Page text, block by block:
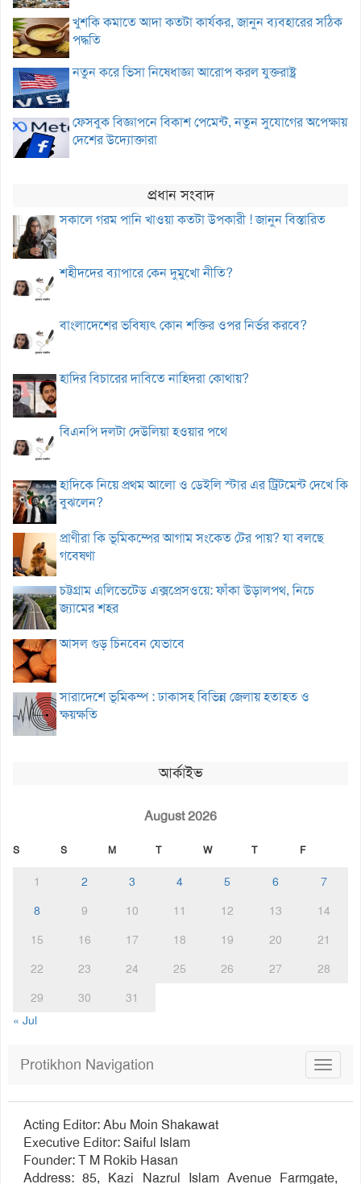
খুশকি কমাতে আদা কতটা কার্যকর, জানুন ব্যবহারের সঠিক
পদ্ধতি
নতুন করে ভিসা নিষেধাজ্ঞা আরোপ করল যুক্তরাষ্ট্র
ফেসবুক বিজ্ঞাপনে বিকাশ পেমেন্ট, নতুন সুযোগের অপেক্ষায়
দেশের উদ্যোক্তারা
প্রধান সংবাদ
সকালে গরম পানি খাওয়া কতটা উপকারী ! জানুন বিস্তারিত
শহীদদের ব্যাপারে কেন দুমুখো নীতি?
বাংলাদেশের ভবিষ্যৎ কোন শক্তির ওপর নির্ভর করবে?
হাদির বিচারের দাবিতে নাহিদরা কোথায়?
বিএনপি দলটা দেউলিয়া হওয়ার পথে
হাদিকে নিয়ে প্রথম আলো ও ডেইলি স্টার এর ট্রিটমেন্ট দেখে কি
বুঝলেন?
প্রাণীরা কি ভূমিকম্পের আগাম সংকেত টের পায়? যা বলছে
গবেষণা
চট্টগ্রাম এলিভেটেড এক্সপ্রেসওয়ে: ফাঁকা উড়ালপথ, নিচে
জ্যামের শহর
আসল গুড় চিনবেন যেভাবে
সারাদেশে ভূমিকম্প : ঢাকাসহ বিভিন্ন জেলায় হতাহত ও
ক্ষয়ক্ষতি
আর্কাইভ
August 2026
S S M T W T F
1 2 3 4 5 6
7
8
9 10 11 12 13
14
15
16 17 18 19 20
21
22
23 24 25 26 27
28
29
30
31
« Jul
Toggle
Protikhon Navigation
Acting Editor: Abu Moin Shakawat
Executive Editor: Saiful Islam
Founder: T M Rokib Hasan
Address: 85, Kazi Nazrul Islam Avenue Farmgate,